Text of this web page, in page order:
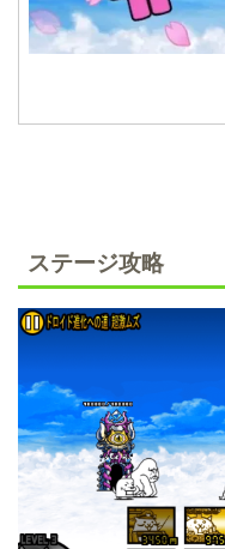
ステージ攻略